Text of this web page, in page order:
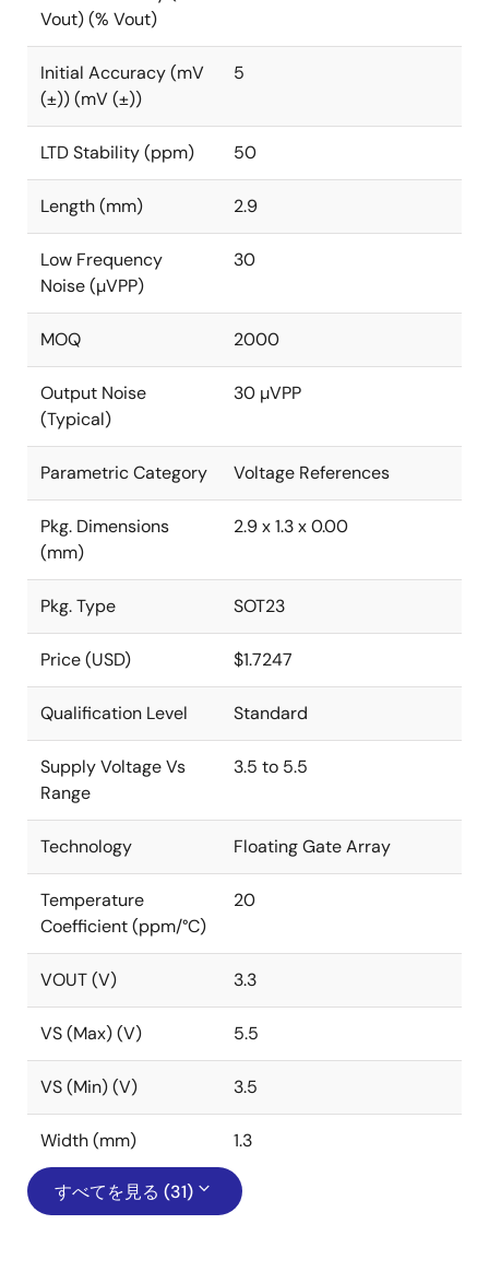
Vout) (% Vout)
Initial Accuracy (mV
(±)) (mV (±))
5
LTD Stability (ppm) 50
Length (mm) 2.9
Low Frequency
Noise (µVPP)
30
MOQ 2000
Output Noise
(Typical)
30 µVPP
Parametric Category Voltage References
Pkg. Dimensions
(mm)
2.9 x 1.3 x 0.00
Pkg. Type SOT23
Price (USD) $1.7247
Qualification Level Standard
Supply Voltage Vs
Range
3.5 to 5.5
Technology Floating Gate Array
Temperature
Coefficient (ppm/°C)
20
VOUT (V) 3.3
VS (Max) (V) 5.5
VS (Min) (V) 3.5
Width (mm) 1.3
すべてを見る (31)